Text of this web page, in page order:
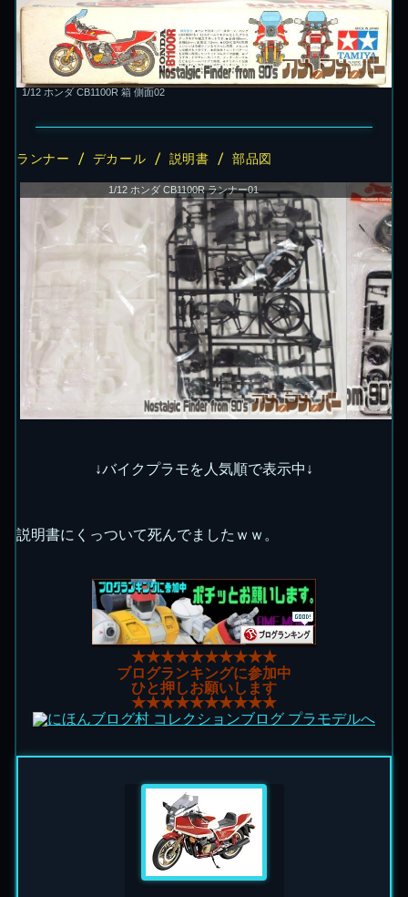
1/12 ホンダ CB1100R 箱 側面02
ランナー / デカール / 説明書 / 部品図
1/12 ホンダ CB1100R ランナー01 1/
↓バイクプラモを人気順で表示中↓
説明書にくっついて死んでましたｗｗ。
★★★★★★★★★★
ブログランキングに参加中
ひと押しお願いします
★★★★★★★★★★